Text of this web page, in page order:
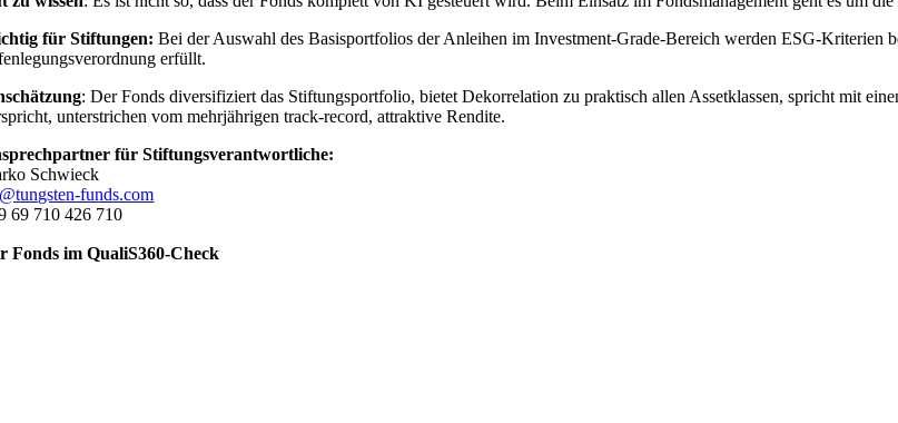
für Stiftungen: Bei der Auswahl des Basisportfolios der Anleihen im Investment-Grade-Bereich werden ESG-Kriterien
erfüllt.
: Der Fonds diversifiziert das Stiftungsportfolio, bietet Dekorrelation zu praktisch allen Assetklassen, spricht mit
unterstrichen vom mehrjährigen track-record, attraktive Rendite.
für Stiftungsverantwortliche:
Schwieck
funds.com
69 710 426 710
Fonds im QualiS360-Check